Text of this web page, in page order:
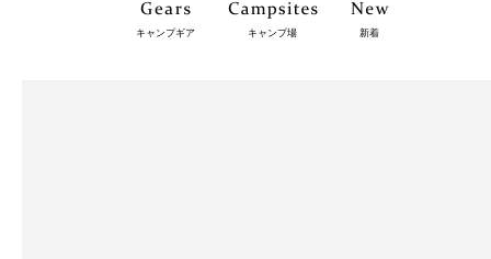
キャンプギア キャンプ場 新着